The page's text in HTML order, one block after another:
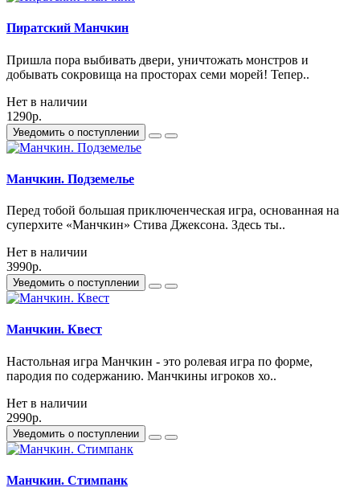
Пиратский Манчкин
Пришла пора выбивать двери, уничтожать монстров и
добывать сокровища на просторах семи морей! Тепер..
Нет в наличии
1290р.
Уведомить о поступлении
Манчкин. Подземелье
Перед тобой большая приключенческая игра, основанная на
суперхите «Манчкин» Стива Джексона. Здесь ты..
Нет в наличии
3990р.
Уведомить о поступлении
Манчкин. Квест
Настольная игра Манчкин - это ролевая игра по форме,
пародия по содержанию. Манчкины игроков хо..
Нет в наличии
2990р.
Уведомить о поступлении
Манчкин. Стимпанк